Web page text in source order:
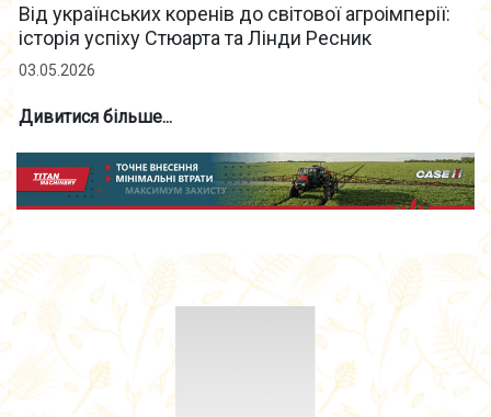
Від українських коренів до світової агроімперії:
історія успіху Стюарта та Лінди Ресник
03.05.2026
Дивитися більше...